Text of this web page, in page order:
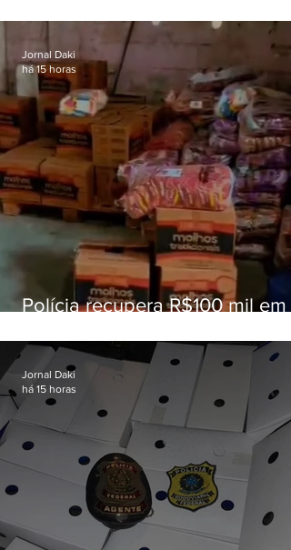
educação
Polícia recupera R$100 mil em
Fluminense
Jornal Daki
há 15 horas
Jornal Daki
há 15 horas